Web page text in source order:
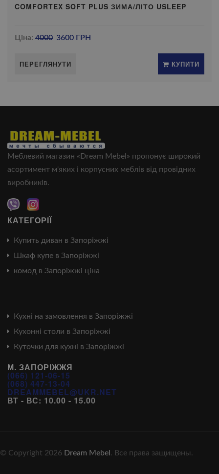
COMFORTEX SOFT PLUS ЗИМА/ЛІТО USLEEP
Ціна: 4000 3600 ГРН
ПЕРЕГЛЯНУТИ КУПИТИ
Меблевий магазин «Dream Mebel» пропонує широкий
асортимент м'яких і корпусних меблів від провідних
виробників.
КАТЕГОРІЇ
Купить диван в Запоріжжі
Шкаф купе в Запоріжжі
комод в Запоріжжі ціна
Кухні на замовлення в Запоріжжі
Кухонні столи в Запоріжжі
Куточки для кухні в Запоріжжі
М. ЗАПОРІЖЖЯ
(066) 121-06-15
(068) 447-13-04
DREAMMEBEL@UKR.NET
ВТ - ВС: 10.00 - 15.00
© Copyright 2026 Dream Mebel . Все права защищены.